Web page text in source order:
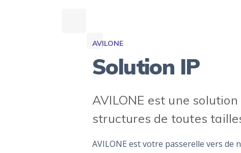
AVILONE
Solution IP
AVILONE est une
structures de toutes
AVILONE est votre passerelle vers de